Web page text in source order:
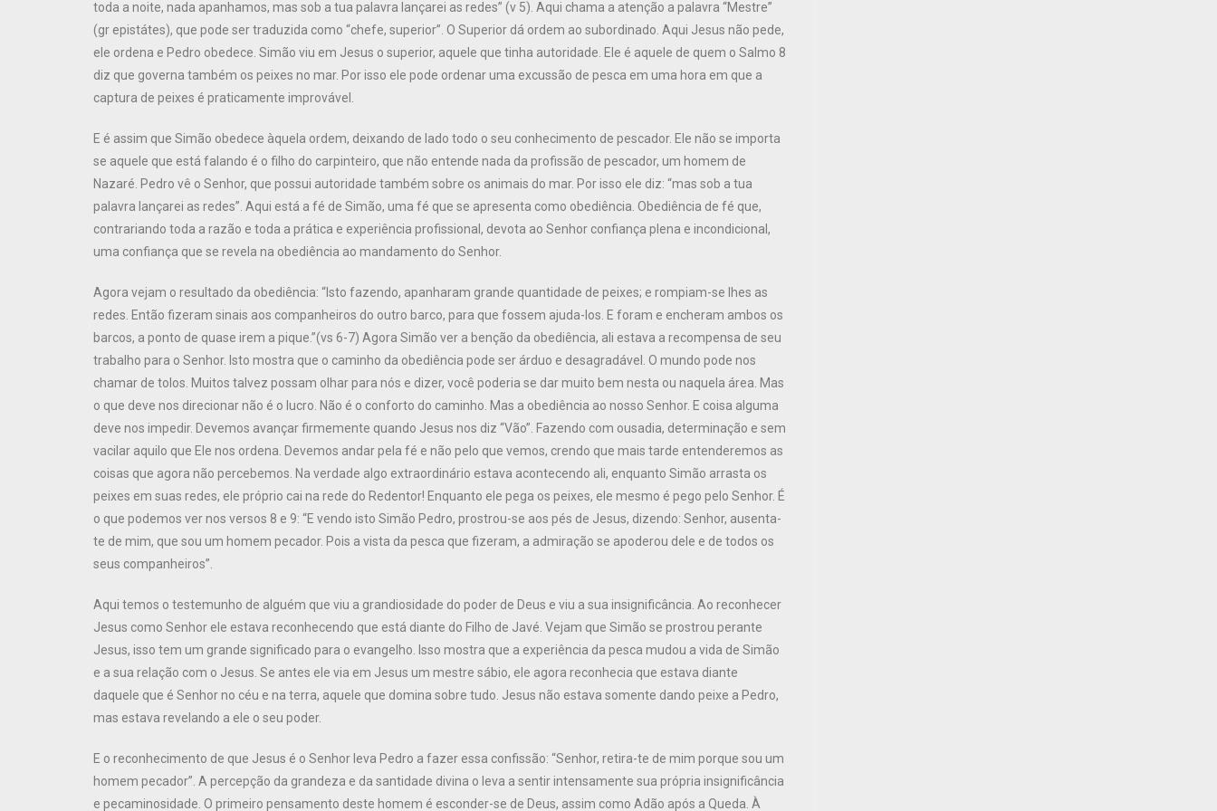
toda a noite, nada apanhamos, mas sob a tua palavra lançarei as redes” (v 5). Aqui chama a atenção a palavra “Mestre”
(gr epistátes), que pode ser traduzida como “chefe, superior”. O Superior dá ordem ao subordinado. Aqui Jesus não pede,
ele ordena e Pedro obedece. Simão viu em Jesus o superior, aquele que tinha autoridade. Ele é aquele de quem o Salmo 8
diz que governa também os peixes no mar. Por isso ele pode ordenar uma excussão de pesca em uma hora em que a
captura de peixes é praticamente improvável.
E é assim que Simão obedece àquela ordem, deixando de lado todo o seu conhecimento de pescador. Ele não se importa
se aquele que está falando é o filho do carpinteiro, que não entende nada da profissão de pescador, um homem de
Nazaré. Pedro vê o Senhor, que possui autoridade também sobre os animais do mar. Por isso ele diz: “mas sob a tua
palavra lançarei as redes”. Aqui está a fé de Simão, uma fé que se apresenta como obediência. Obediência de fé que,
contrariando toda a razão e toda a prática e experiência profissional, devota ao Senhor confiança plena e incondicional,
uma confiança que se revela na obediência ao mandamento do Senhor.
Agora vejam o resultado da obediência: “Isto fazendo, apanharam grande quantidade de peixes; e rompiam-se lhes as
redes. Então fizeram sinais aos companheiros do outro barco, para que fossem ajuda-los. E foram e encheram ambos os
barcos, a ponto de quase irem a pique.”(vs 6-7) Agora Simão ver a benção da obediência, ali estava a recompensa de seu
trabalho para o Senhor. Isto mostra que o caminho da obediência pode ser árduo e desagradável. O mundo pode nos
chamar de tolos. Muitos talvez possam olhar para nós e dizer, você poderia se dar muito bem nesta ou naquela área. Mas
o que deve nos direcionar não é o lucro. Não é o conforto do caminho. Mas a obediência ao nosso Senhor. E coisa alguma
deve nos impedir. Devemos avançar firmemente quando Jesus nos diz “Vão”. Fazendo com ousadia, determinação e sem
vacilar aquilo que Ele nos ordena. Devemos andar pela fé e não pelo que vemos, crendo que mais tarde entenderemos as
coisas que agora não percebemos. Na verdade algo extraordinário estava acontecendo ali, enquanto Simão arrasta os
peixes em suas redes, ele próprio cai na rede do Redentor! Enquanto ele pega os peixes, ele mesmo é pego pelo Senhor. É
o que podemos ver nos versos 8 e 9: “E vendo isto Simão Pedro, prostrou-se aos pés de Jesus, dizendo: Senhor, ausenta-
te de mim, que sou um homem pecador. Pois a vista da pesca que fizeram, a admiração se apoderou dele e de todos os
seus companheiros”.
Aqui temos o testemunho de alguém que viu a grandiosidade do poder de Deus e viu a sua insignificância. Ao reconhecer
Jesus como Senhor ele estava reconhecendo que está diante do Filho de Javé. Vejam que Simão se prostrou perante
Jesus, isso tem um grande significado para o evangelho. Isso mostra que a experiência da pesca mudou a vida de Simão
e a sua relação com o Jesus. Se antes ele via em Jesus um mestre sábio, ele agora reconhecia que estava diante
daquele que é Senhor no céu e na terra, aquele que domina sobre tudo. Jesus não estava somente dando peixe a Pedro,
mas estava revelando a ele o seu poder.
E o reconhecimento de que Jesus é o Senhor leva Pedro a fazer essa confissão: “Senhor, retira-te de mim porque sou um
homem pecador”. A percepção da grandeza e da santidade divina o leva a sentir intensamente sua própria insignificância
e pecaminosidade. O primeiro pensamento deste homem é esconder-se de Deus, assim como Adão após a Queda. À